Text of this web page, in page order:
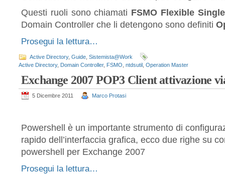
Questi ruoli sono chiamati FSMO Flexible
Domain Controller che li detengono sono definiti
Prosegui la lettura…
Active Directory, Guide Sistemista@Work
Active Directory, Domain Controller, FSMO ntdsutil Operation Master
Exchange 2007 POP3 Client attivazione
5 Dicembre 2011 Marco Protasi
Powershell è un importante strumento di
rapido dell’interfaccia grafica, ecco due righe su
powershell per Exchange 2007
Prosegui la lettura…